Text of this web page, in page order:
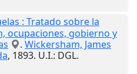
: Tratado sobre la
ocupaciones, gobierno y
. Wickersham, James
, 1893. U.I.: DGL.